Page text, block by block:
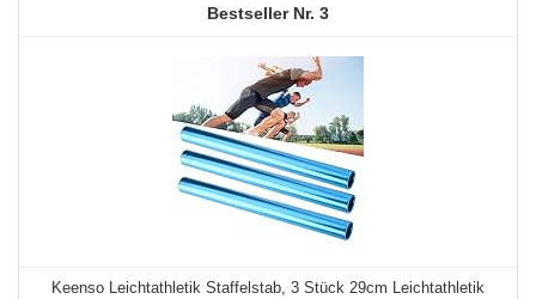
3
Keenso Leichtathletik Staffelstab, 3 Stück 29cm Leichtathletik